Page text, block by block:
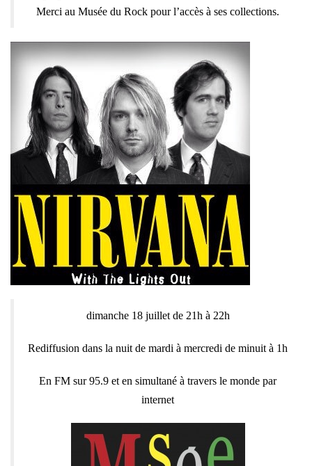
Merci au Musée du Rock pour l’accès à ses collections.
dimanche 18 juillet de 21h à 22h
Rediffusion dans la nuit de mardi à mercredi de minuit à 1h
En FM sur 95.9 et en simultané à travers le monde par
internet